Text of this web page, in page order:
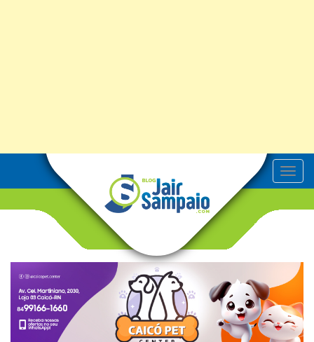
T
o
v
g
t
i
o
n